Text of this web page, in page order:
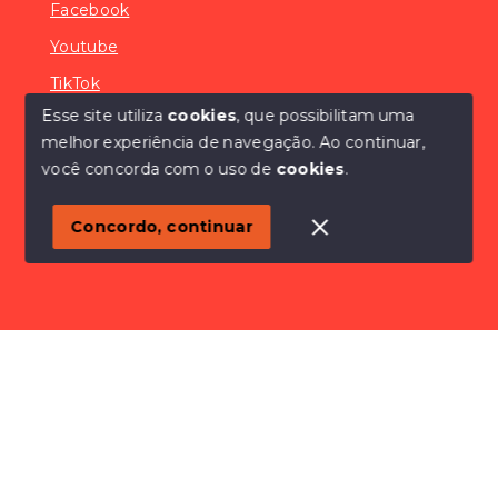
Facebook
Youtube
TikTok
© Copyright 2026 - SÓCONDOMÍNIOS - Todos os
SITE PARA IMOBILIARIA
Esse site utiliza cookies, que possibilitam uma
melhor experiência de navegação.Ao continuar,
você concorda com o uso de cookies.
Concordo, continuar